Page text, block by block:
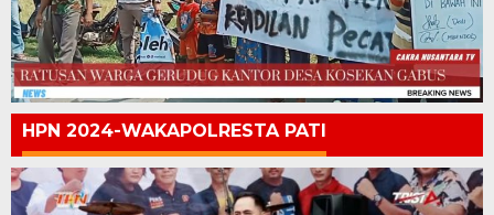
HPN 2024-WAKAPOLRESTA PATI